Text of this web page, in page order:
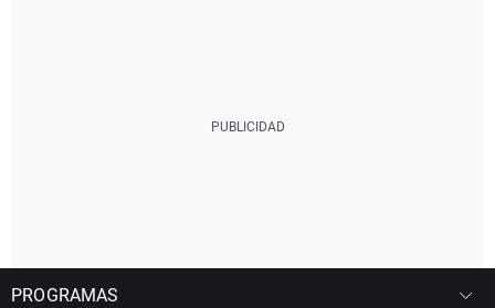
PROGRAMAS